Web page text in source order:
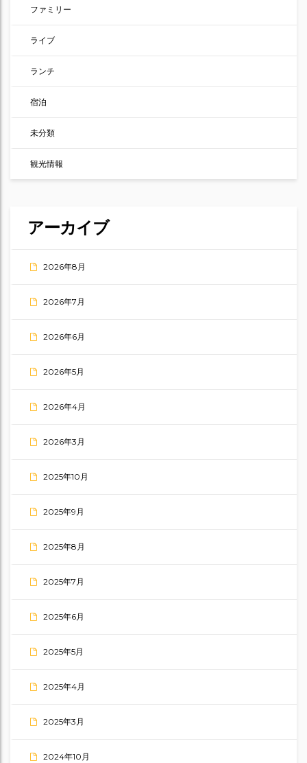
ファミリー
ライブ
ランチ
宿泊
未分類
観光情報
アーカイブ
2026年8月
2026年7月
2026年6月
2026年5月
2026年4月
2026年3月
2025年10月
2025年9月
2025年8月
2025年7月
2025年6月
2025年5月
2025年4月
2025年3月
2024年10月